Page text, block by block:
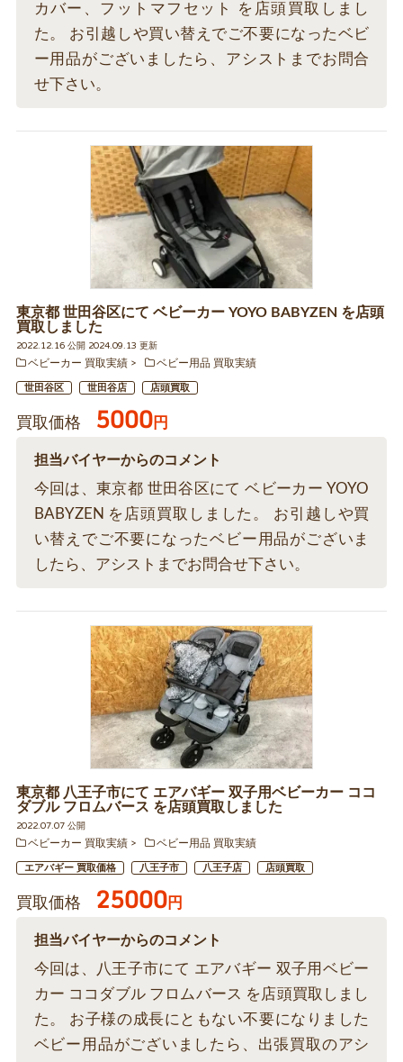
カバー、フットマフセット を店頭買取しまし
た。 お引越しや買い替えでご不要になったベビ
ー用品がございましたら、アシストまでお問合
せ下さい。
東京都 世田谷区にて ベビーカー YOYO BABYZEN を店頭
買取しました
2022.12.16 公開 2024.09.13 更新
ベビーカー 買取実績
ベビー用品 買取実績
世田谷区 世田谷店 店頭買取
買取価格 5000円
担当バイヤーからのコメント
今回は、東京都 世田谷区にて ベビーカー YOYO
BABYZEN を店頭買取しました。 お引越しや買
い替えでご不要になったベビー用品がございま
したら、アシストまでお問合せ下さい。
東京都 八王子市にて エアバギー 双子用ベビーカー ココ
ダブル フロムバース を店頭買取しました
2022.07.07 公開
ベビーカー 買取実績
ベビー用品 買取実績
エアバギー 買取価格 八王子市 八王子店 店頭買取
買取価格 25000円
担当バイヤーからのコメント
今回は、八王子市にて エアバギー 双子用ベビー
カー ココダブル フロムバース を店頭買取しまし
た。 お子様の成長にともない不要になりました
ベビー用品がございましたら、出張買取のアシ